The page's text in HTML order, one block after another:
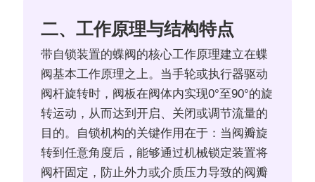
二、工作原理与结构特点
带自锁装置的蝶阀的核心工作原理建立在蝶
阀基本工作原理之上。当手轮或执行器驱动
阀杆旋转时，阀板在阀体内实现0°至90°的旋
转运动，从而达到开启、关闭或调节流量的
目的。自锁机构的关键作用在于：当阀瓣旋
转到任意角度后，能够通过机械锁定装置将
阀杆固定，防止外力或介质压力导致的阀瓣